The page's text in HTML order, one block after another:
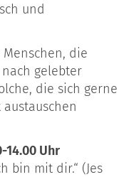
und
die
gelebter
die sich gerne
14.00 Uhr
bin mit dir.“ (Jes